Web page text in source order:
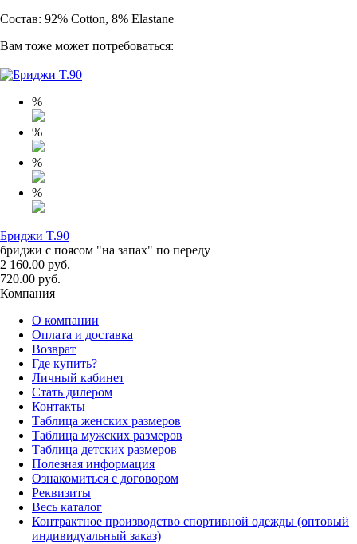
Состав: 92% Cotton, 8% Elastane
Вам тоже может потребоваться:
%
%
%
%
Бриджи T.90
бриджи с поясом "на запах" по переду
2 160.00 руб.
720.00 руб.
Компания
О компании
Оплата и доставка
Возврат
Где купить?
Личный кабинет
Стать дилером
Контакты
Таблица женских размеров
Таблица мужских размеров
Таблица детских размеров
Полезная информация
Ознакомиться с договором
Реквизиты
Весь каталог
Контрактное производство спортивной одежды (оптовый
индивидуальный заказ)